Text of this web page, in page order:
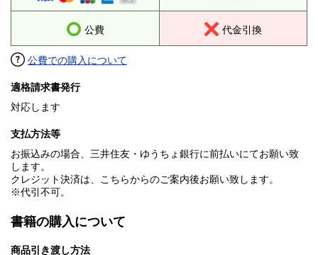
公費 代金引換
公費での購入について
適格請求書発行
対応します
支払方法等
お振込みの場合、三井住友・ゆうちょ銀行に前払いにてお願い致
します。
クレジット決済は、こちらからのご案内後お願い致します。
※代引不可。
書籍の購入について
商品引き渡し方法